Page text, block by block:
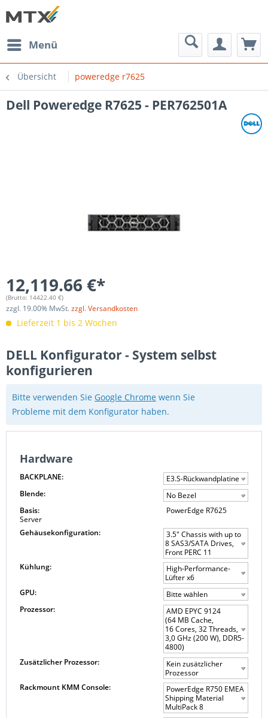
Menü
Übersicht poweredge r7625
Dell Poweredge R7625 - PER762501A
12,119.66 €*
(Brutto: 14422.40 €)
zzgl. 19.00% MwSt.zzgl. Versandkosten
Lieferzeit 1 bis 2 Wochen
DELL Konfigurator - System selbst
konfigurieren
Bitte verwenden Sie Google Chrome wenn Sie
Probleme mit dem Konfigurator haben.
Hardware
BACKPLANE:
E3.S-Rückwandplatine
Blende:
No Bezel
Basis:
PowerEdge R7625
Server
Gehäusekonfiguration:
3.5" Chassis with up to
8 SAS3/SATA Drives,
Front PERC 11
Kühlung:
High-Performance-
Lüfter x6
GPU:
Bitte wählen
Prozessor:
AMD EPYC 9124
(64 MB Cache,
16 Cores, 32 Threads,
3,0 GHz (200 W), DDR5-
4800)
Zusätzlicher Prozessor:
Kein zusätzlicher
Prozessor
Rackmount KMM Console:
PowerEdge R750 EMEA
Shipping Material
MultiPack 8